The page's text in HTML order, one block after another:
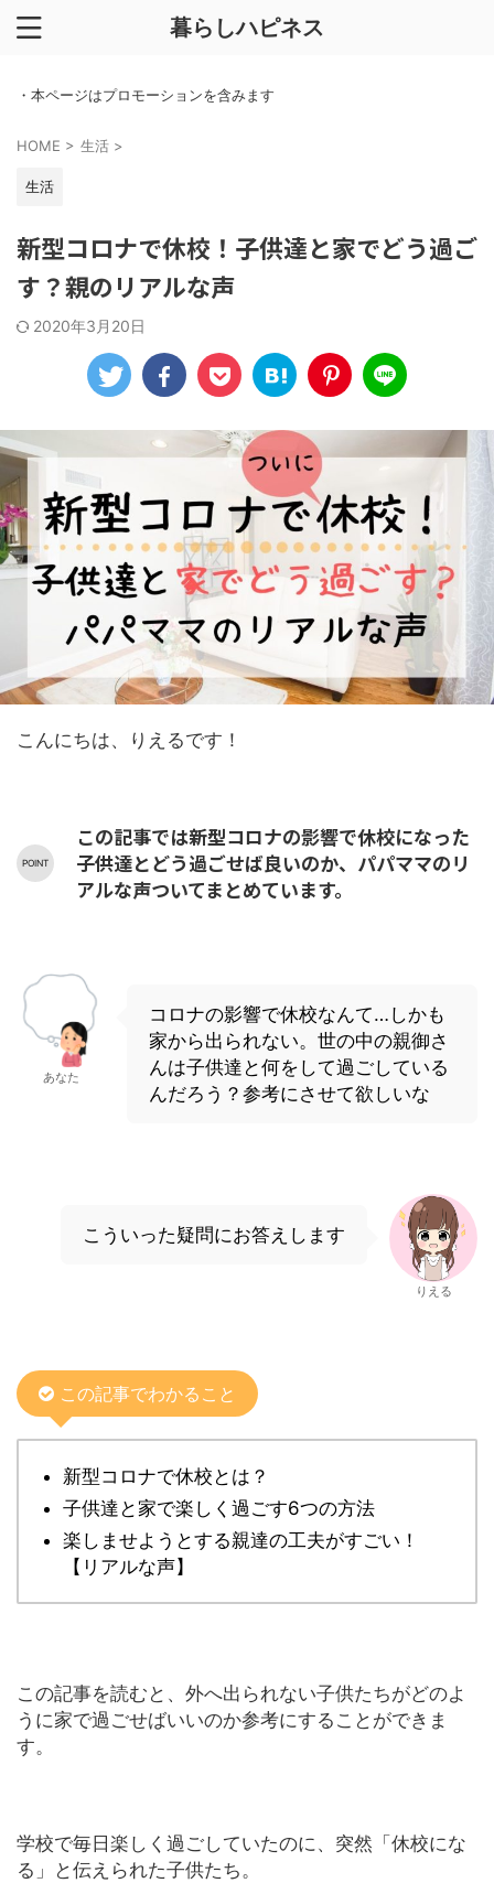
暮らしハピネス
・本ページはプロモーションを含みます
HOME > 生活 >
生活
新型コロナで休校！子供達と家でどう過ご
す？親のリアルな声
2020年3月20日
こんにちは、りえるです！
この記事では新型コロナの影響で休校になった
子供達とどう過ごせば良いのか、パパママのリ
アルな声ついてまとめています。
あなた
コロナの影響で休校なんて…しかも
家から出られない。世の中の親御さ
んは子供達と何をして過ごしている
んだろう？参考にさせて欲しいな
こういった疑問にお答えします
りえる
この記事でわかること
新型コロナで休校とは？
子供達と家で楽しく過ごす6つの方法
楽しませようとする親達の工夫がすごい！
【リアルな声】
この記事を読むと、外へ出られない子供たちがどのよ
うに家で過ごせばいいのか参考にすることができま
す。
学校で毎日楽しく過ごしていたのに、突然「休校にな
る」と伝えられた子供たち。